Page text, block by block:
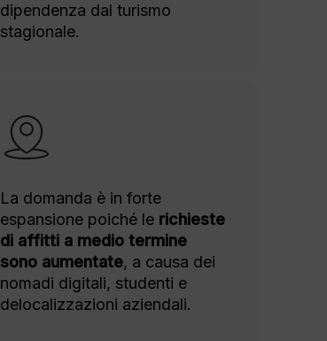
dipendenza dal turismo
stagionale.
La domanda è in forte
espansione poiché le richieste
di affitti a medio termine
sono aumentate, a causa dei
nomadi digitali, studenti e
delocalizzazioni aziendali.